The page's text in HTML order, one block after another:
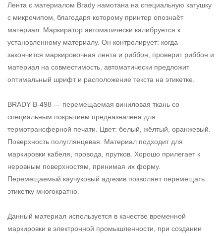
Лента с материалом Brady намотана на специальную катушку
с микрочипом, благодаря которому принтер опознаёт
материал. Маркиратор автоматически калибруется к
установленному материалу. Он контролирует: когда
закончится маркировочная лента и риббон, проверит риббон и
материал на совместимость, автоматически предложит
оптимальный шрифт и расположение текста на этикетке.
BRADY B-498 — перемещаемая виниловая ткань со
специальным покрытием предназначена для
термотрансферной печати. Цвет: белый, жёлтый, оранжевый.
Поверхность полуглянцевая. Материал подходит для
маркировки кабеля, провода, прутков. Хорошо прилегает к
неровным поверхностям, принимая их форму.
Перемещаемый каучуковый адгезив позволяет перемещать
этикетку многократно.
Данный материал используется в качестве временной
маркировки в электронной промышленности, при создании